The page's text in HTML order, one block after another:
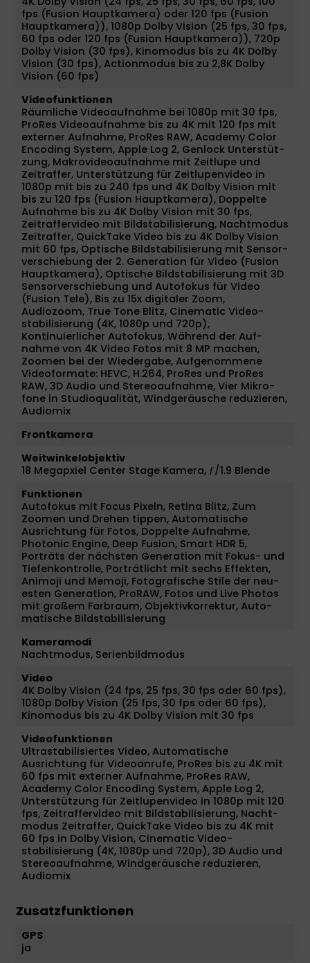
fps (Fusion Haupt­kamera) oder 120 fps (Fusion
Haupt­kamera)), 1080p Dolby Vision (25 fps, 30 fps,
60 fps oder 120 fps (Fusion Haupt­kamera)), 720p
Dolby Vision (30 fps), Kino­modus bis zu 4K Dolby
Vision (30 fps), Actionmodus bis zu 2,8K Dolby
Vision (60 fps)
Videofunktionen
Räumliche Video­auf­nahme bei 1080p mit 30 fps,
ProRes Video­aufnahme bis zu 4K mit 120 fps mit
externer Auf­nahme, ProRes RAW, Academy Color
Encoding System, Apple Log 2, Genlock Unter­stüt­
zung, Makrovideo­aufnahme mit Zeitlupe und
Zeitraffer, Unter­stüt­zung für Zeitlupen­video in
1080p mit bis zu 240 fps und 4K Dolby Vision mit
bis zu 120 fps (Fusion Haupt­kamera), Doppelte
Auf­nahme bis zu 4K Dolby Vision mit 30 fps,
Zeitraffervideo mit Bild­stabilisierung, Nacht­modus
Zeitraffer, QuickTake Video bis zu 4K Dolby Vision
mit 60 fps, Optische Bild­stabilisierung mit Sensor­
verschiebung der 2. Gene­ra­tion für Video (Fusion
Haupt­kamera), Optische Bild­stabi­li­sierung mit 3D
Sensor­verschiebung und Auto­fokus für Video
(Fusion Tele), Bis zu 15x digitaler Zoom,
Audiozoom, True Tone Blitz, Cinematic Video­
stabilisierung (4K, 1080p und 720p),
Kontinuierlicher Auto­fokus, Während der Auf­
nahme von 4K Video Fotos mit 8 MP machen,
Zoomen bei der Wieder­gabe, Aufgenommene
Video­formate: HEVC, H.264, ProRes und ProRes
RAW, 3D Audio und Stereo­aufnahme, Vier Mikro­
fone in Studio­qualität, Wind­geräusche redu­zieren,
Audiomix
Frontkamera
Weitwinkelobjektiv
18 Megapxiel Center Stage Kamera, ƒ/1.9 Blende
Funktionen
Auto­fokus mit Focus Pixeln, Retina Blitz, Zum
Zoomen und Drehen tippen, Automatische
Ausrichtung für Fotos, Doppelte Aufnahme,
Photonic Engine, Deep Fusion, Smart HDR 5,
Porträts der nächsten Gene­ra­tion mit Fokus- und
Tiefenkontrolle, Porträt­licht mit sechs Effekten,
Animoji und Memoji, Fotografische Stile der neu­
esten Gene­ra­tion, ProRAW, Fotos und Live Photos
mit großem Farb­raum, Objektivkorrektur, Auto­
matische Bild­stabi­li­sierung
Kameramodi
Nacht­modus, Serienbildmodus
Video
4K Dolby Vision (24 fps, 25 fps, 30 fps oder 60 fps),
1080p Dolby Vision (25 fps, 30 fps oder 60 fps),
Kino­modus bis zu 4K Dolby Vision mit 30 fps
Videofunktionen
Ultrastabilisiertes Video, Automatische
Ausrichtung für Video­anrufe, ProRes bis zu 4K mit
60 fps mit externer Auf­nahme, ProRes RAW,
Academy Color Encoding System, Apple Log 2,
Unter­stüt­zung für Zeitlupen­video in 1080p mit 120
fps, Zeitraffervideo mit Bild­stabilisierung, Nacht­
modus Zeitraffer, QuickTake Video bis zu 4K mit
60 fps in Dolby Vision, Cinematic Video­
stabilisierung (4K, 1080p und 720p), 3D Audio und
Stereo­aufnahme, Wind­geräusche redu­zieren,
Audiomix
Zusatzfunktionen
GPS
ja